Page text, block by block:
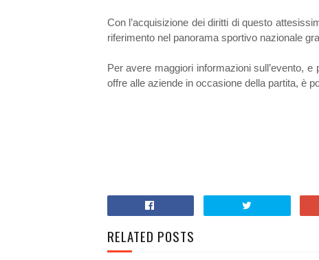
Con l’acquisizione dei diritti di questo
riferimento nel panorama sportivo nazionale
Per avere maggiori informazioni sull’evento,
offre alle aziende in occasione della partita, è
RELATED POSTS